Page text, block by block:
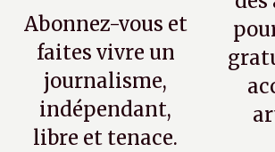
Abonnez-vous et
faites vivre un
journalisme,
indépendant,
libre et tenace.